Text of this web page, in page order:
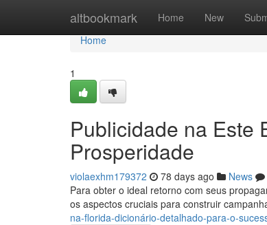
altbookmark Home New
Home
Home
1
Publicidade na Este
Prosperidade
violaexhm179372 78 days ago News
Para obter o ideal retorno com seus
os aspectos cruciais para construir
na-florida-dicionário-detalhado-para-o-